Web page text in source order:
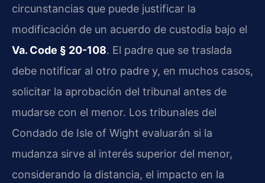
circunstancias que puede justificar la
modificación de un acuerdo de custodia bajo el
Va. Code § 20-108. El padre que se traslada
debe notificar al otro padre y, en muchos casos,
solicitar la aprobación del tribunal antes de
mudarse con el menor. Los tribunales del
Condado de Isle of Wight evaluarán si la
mudanza sirve al interés superior del menor,
considerando la distancia, el impacto en la